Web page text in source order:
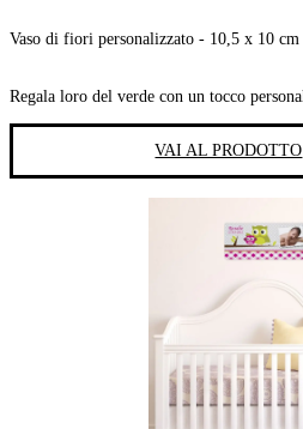
Vaso di fiori personalizzato - 10,5 x 10 cm
Regala loro del verde con un tocco
VAI AL PRODOTTO